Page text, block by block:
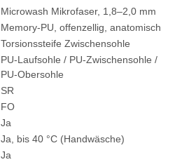
Microwash Mikrofaser, 1,8–2,0 mm
Memory-PU, offenzellig, anatomisch
Torsionssteife Zwischensohle
PU-Laufsohle / PU-Zwischensohle /
PU-Obersohle
SR
FO
Ja
Ja, bis 40 °C (Handwäsche)
Ja